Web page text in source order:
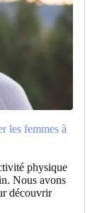
les femmes à
physique
Nous avons
découvrir